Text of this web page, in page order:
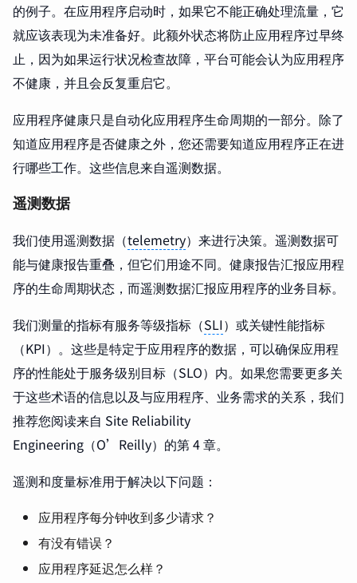
的例子。在应用程序启动时，如果它不能正确处理流量，它
就应该表现为未准备好。此额外状态将防止应用程序过早终
止，因为如果运行状况检查故障，平台可能会认为应用程序
不健康，并且会反复重启它。
应用程序健康只是自动化应用程序生命周期的一部分。除了
知道应用程序是否健康之外，您还需要知道应用程序正在进
行哪些工作。这些信息来自遥测数据。
遥测数据
我们使用遥测数据（telemetry）来进行决策。遥测数据可
能与健康报告重叠，但它们用途不同。健康报告汇报应用程
序的生命周期状态，而遥测数据汇报应用程序的业务目标。
我们测量的指标有服务等级指标（SLI）或关键性能指标
（KPI）。这些是特定于应用程序的数据，可以确保应用程
序的性能处于服务级别目标（SLO）内。如果您需要更多关
于这些术语的信息以及与应用程序、业务需求的关系，我们
推荐您阅读来自 Site Reliability
Engineering（O’Reilly）的第 4 章。
遥测和度量标准用于解决以下问题：
应用程序每分钟收到多少请求？
有没有错误？
应用程序延迟怎么样？